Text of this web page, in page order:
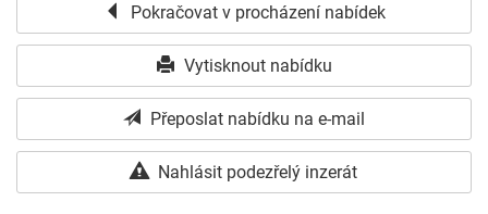
Pokračovat v procházení nabídek
Vytisknout nabídku
Přeposlat nabídku na e-mail
Nahlásit podezřelý inzerát